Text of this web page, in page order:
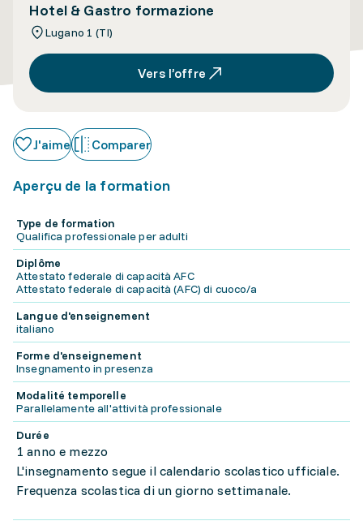
Hotel & Gastro formazione
Lugano 1 (TI)
Vers l’offre
J'aime Comparer
Aperçu de la formation
Type de formation
Qualifica professionale per adulti
Diplôme
Attestato federale di capacità AFC
Attestato federale di capacità (AFC) di cuoco/a
Langue d'enseignement
italiano
Forme d'enseignement
Insegnamento in presenza
Modalité temporelle
Parallelamente all'attività professionale
Durée
1 anno e mezzo
L'insegnamento segue il calendario scolastico ufficiale.
Frequenza scolastica di un giorno settimanale.